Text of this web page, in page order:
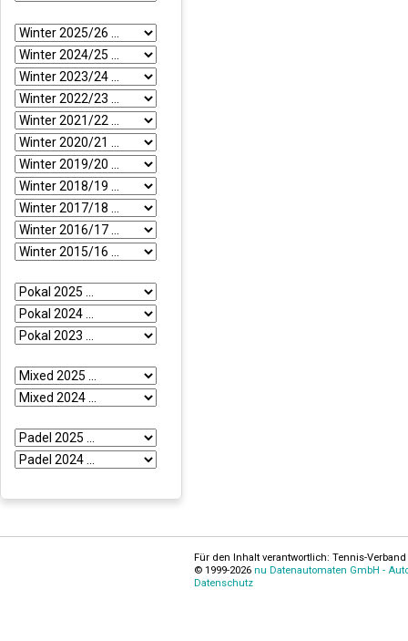
Für den Inhalt verantwortlich: Tennis-
© 1999-2026 nu Datenautomaten GmbH -
Datenschutz